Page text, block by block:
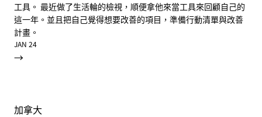
工具。 最近做了生活輪的檢視，順便拿他來當工具來回顧自己的
這一年。並且把自己覺得想要改善的項目，準備行動清單與改善
計畫。
JAN 24
→
加拿大